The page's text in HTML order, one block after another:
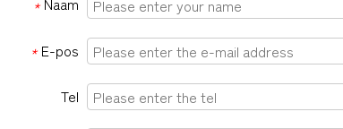
*
* E-pos
Tel